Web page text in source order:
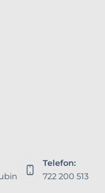
Telefon:
722 200 513